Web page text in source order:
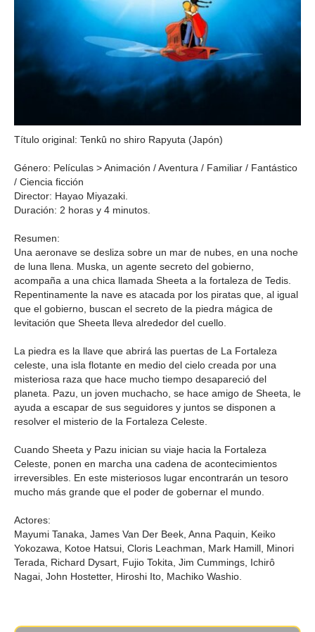
Título original: Tenkû no shiro Rapyuta (Japón)
Género: Películas > Animación / Aventura / Familiar / Fantástico
/ Ciencia ficción
Director: Hayao Miyazaki.
Duración: 2 horas y 4 minutos.
Resumen:
Una aeronave se desliza sobre un mar de nubes, en una noche
de luna llena. Muska, un agente secreto del gobierno,
acompaña a una chica llamada Sheeta a la fortaleza de Tedis.
Repentinamente la nave es atacada por los piratas que, al igual
que el gobierno, buscan el secreto de la piedra mágica de
levitación que Sheeta lleva alrededor del cuello.
La piedra es la llave que abrirá las puertas de La Fortaleza
celeste, una isla flotante en medio del cielo creada por una
misteriosa raza que hace mucho tiempo desapareció del
planeta. Pazu, un joven muchacho, se hace amigo de Sheeta, le
ayuda a escapar de sus seguidores y juntos se disponen a
resolver el misterio de la Fortaleza Celeste.
Cuando Sheeta y Pazu inician su viaje hacia la Fortaleza
Celeste, ponen en marcha una cadena de acontecimientos
irreversibles. En este misteriosos lugar encontrarán un tesoro
mucho más grande que el poder de gobernar el mundo.
Actores:
Mayumi Tanaka, James Van Der Beek, Anna Paquin, Keiko
Yokozawa, Kotoe Hatsui, Cloris Leachman, Mark Hamill, Minori
Terada, Richard Dysart, Fujio Tokita, Jim Cummings, Ichirô
Nagai, John Hostetter, Hiroshi Ito, Machiko Washio.